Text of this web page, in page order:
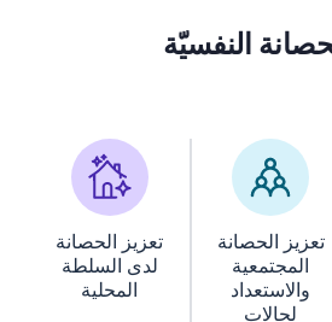
النفسيّة
تعزيز الحصانة
المجتمعية
والاستعداد
لحالات
تعزيز الحصانة
لدى السلطة
المحلية